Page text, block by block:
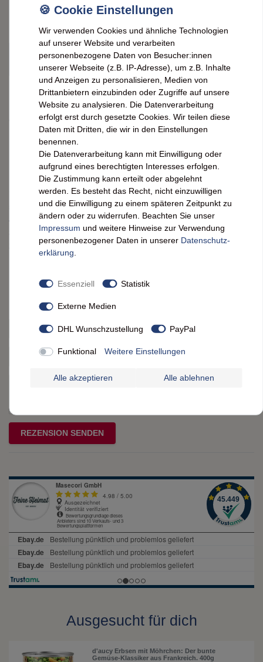
Artikelnummer:7006710
IN DEN WARENKORB
Wunschliste
* inkl. ges. MwSt. zzgl.Versandkosten
Kundenrezensionen(0)
0
4
0
0
0
5
von
5
Bewertungssternen
4
von
5
Bewertungssternen
3
von
5
Bewertungssternen
2
von
5
Bewertungssternen
von
Bewertungssternen
Anzeigename
REZENSION SENDEN
Ausgesucht für dich
d'aucy Erbsen mit Möhrchen: Der bunte
Gemüse-Klassiker aus Frankreich. 400g
Wir verwenden Cookies und ähnliche Technologien
auf unserer Website und verarbeiten
personenbezogene Daten von Besucher:innen
unserer Webseite (z.B. IP-Adresse), um z.B. Inhalte
und Anzeigen zu personalisieren, Medien von
Drittanbietern einzubinden oder Zugriffe auf unsere
Website zu analysieren. Die Datenverarbeitung
erfolgt erst durch gesetzte Cookies. Wir teilen diese
Daten mit Dritten, die wir in den Einstellungen
benennen.
Die Datenverarbeitung kann mit Einwilligung oder
aufgrund eines berechtigten Interesses erfolgen.
Die Zustimmung kann erteilt oder abgelehnt
werden. Es besteht das Recht, nicht einzuwilligen
und die Einwilligung zu einem späteren Zeitpunkt zu
ändern oder zu widerrufen. Beachten Sie unser
Impressum und weitere Hinweise zur Verwendung
personenbezogener Daten in unserer Daten­schutz­
erklärung
Essenziell Statistik
Externe Medien
DHL Wunschzustellung PayPal
Funktional Weitere Einstellungen
Alle akzeptieren Alle ablehnen